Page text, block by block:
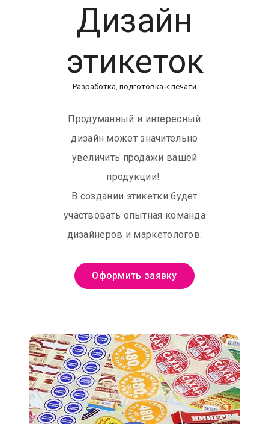
Дизайн
этикеток
Разработка, подготовка к печати
Продуманный и интересный
дизайн может значительно
увеличить продажи вашей
продукции!
В создании этикетки будет
участвовать опытная команда
дизайнеров и маркетологов.
Оформить заявку